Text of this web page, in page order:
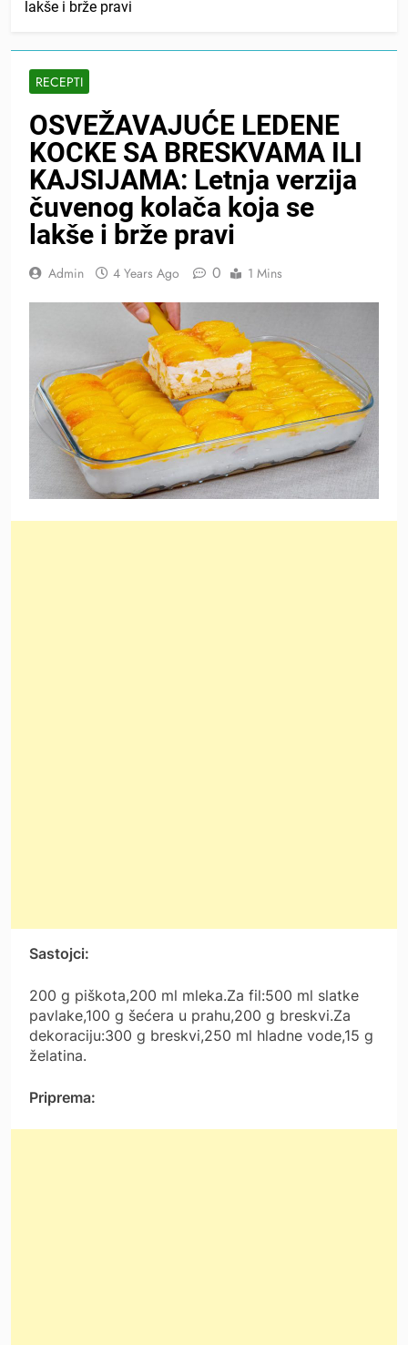
lakše i brže pravi
RECEPTI
OSVEŽAVAJUĆE LEDENE
KOCKE SA BRESKVAMA ILI
KAJSIJAMA: Letnja verzija
čuvenog kolača koja se
lakše i brže pravi
Admin 4 Years Ago 0 1 Mins
Sastojci:
200 g piškota,200 ml mleka.Za fil:500 ml slatke
pavlake,100 g šećera u prahu,200 g breskvi.Za
dekoraciju:300 g breskvi,250 ml hladne vode,15 g
želatina.
Priprema: